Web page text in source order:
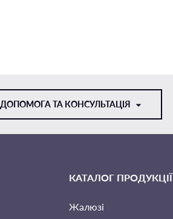
ДОПОМОГА ТА КОНСУЛЬТАЦІЯ
КАТАЛОГ ПРОДУКЦІЇ
Жалюзі